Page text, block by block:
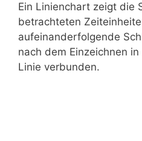
Ein Linienchart zeigt die
betrachteten
aufeinanderfolgende
nach dem Einzeichnen
Linie verbunden.